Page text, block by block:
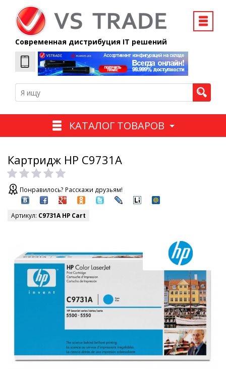
Современная дистрибуция IT решений
КАТАЛОГ ТОВАРОВ
Картридж HP C9731A
Понравилось? Расскажи друзьям!
Артикул: C9731A HP Cart